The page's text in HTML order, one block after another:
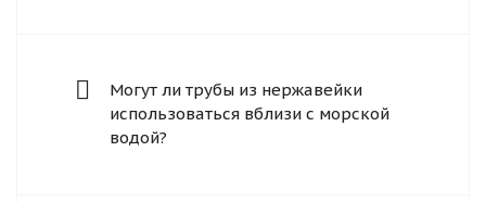
Могут ли трубы из нержавейки
использоваться вблизи с морской
водой?